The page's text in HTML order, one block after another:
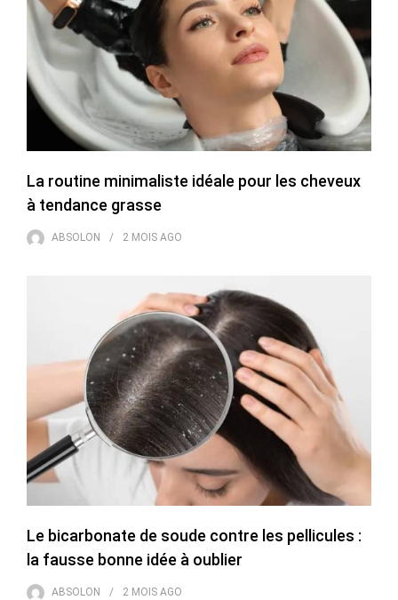
La routine minimaliste idéale pour les cheveux
à tendance grasse
ABSOLON 2 MOIS AGO
Le bicarbonate de soude contre les pellicules :
la fausse bonne idée à oublier
ABSOLON 2 MOIS AGO